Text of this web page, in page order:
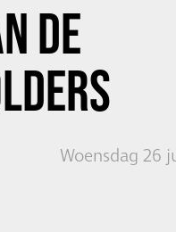
DE
Woensdag 26